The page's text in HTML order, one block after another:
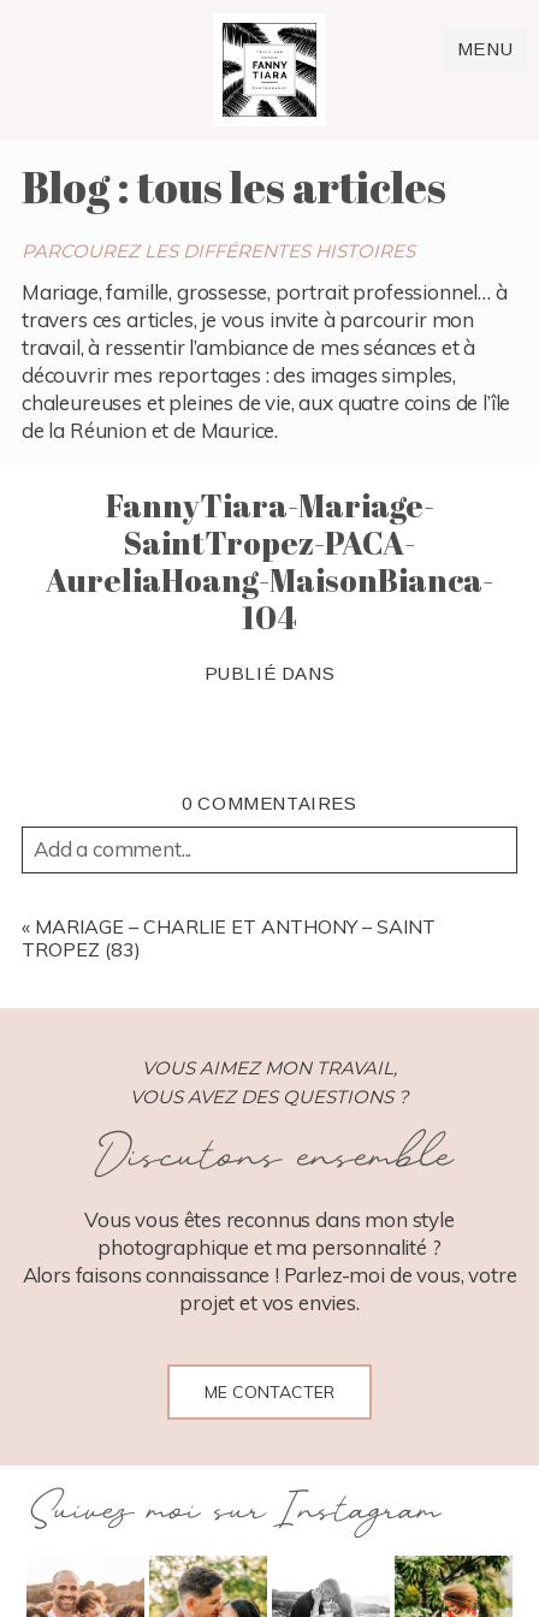
MENU
Blog : tous les articles
PARCOUREZ LES DIFFÉRENTES HISTOIRES
Mariage, famille, grossesse, portrait professionnel… à
travers ces articles, je vous invite à parcourir mon
travail, à ressentir l’ambiance de mes séances et à
découvrir mes reportages : des images simples,
chaleureuses et pleines de vie, aux quatre coins de l’île
de la Réunion et de Maurice.
FannyTiara-Mariage-
SaintTropez-PACA-
AureliaHoang-MaisonBianca-
104
PUBLIÉ DANS
0 COMMENTAIRES
Add a comment...
REQUIRED FIELDS ARE MARKED *
POST COMMENT
« MARIAGE – CHARLIE ET ANTHONY – SAINT
TROPEZ (83)
VOUS AIMEZ MON TRAVAIL,
VOUS AVEZ DES QUESTIONS ?
Discutons ensemble
Vous vous êtes reconnus dans mon style
photographique et ma personnalité ?
Alors faisons connaissance ! Parlez-moi de vous, votre
projet et vos envies.
ME CONTACTER
Suivez moi sur Instagram